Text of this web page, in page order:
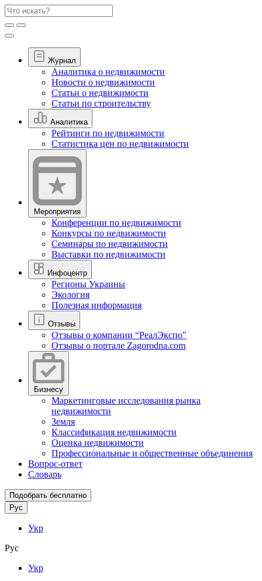
Журнал
Аналитика о недвижимости
Новости о недвижимости
Статьи о недвижимости
Статьи по строительству
Аналитика
Рейтинги по недвижимости
Статистика цен по недвижимости
Мероприятия
Конференции по недвижимости
Конкурсы по недвижимости
Семинары по недвижимости
Выставки по недвижимости
Инфоцентр
Регионы Украины
Экология
Полезная информация
Отзывы
Отзывы о компании “РеалЭкспо"
Отзывы о портале Zagorodna.com
Бизнесу
Маркетинговые исследования рынка
недвижимости
Земля
Классификация недвижимости
Оценка недвижимости
Профессиональные и общественные объединения
Вопрос-ответ
Словарь
Подобрать бесплатно
Рус
Укр
Рус
Укр